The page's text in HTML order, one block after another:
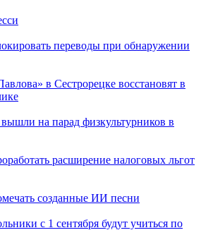
переводы при обнаружении
в Сестрорецке восстановят в
на парад физкультурников в
расширение налоговых льгот
созданные ИИ песни
с 1 сентября будут учиться по